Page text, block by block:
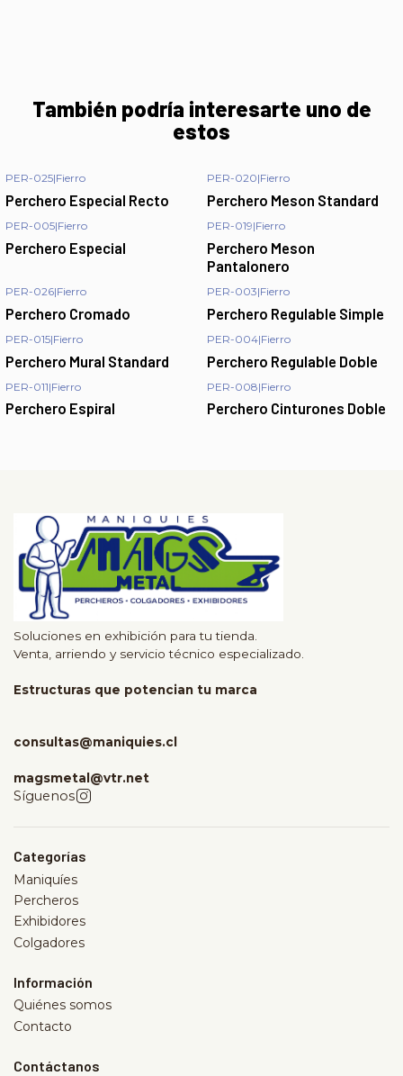
También podría interesarte uno de
estos
PER-025|Fierro
Perchero Especial Recto
PER-020|Fierro
Perchero Meson Standard
PER-005|Fierro
Perchero Especial
PER-019|Fierro
Perchero Meson
Pantalonero
PER-026|Fierro
Perchero Cromado
PER-003|Fierro
Perchero Regulable Simple
PER-015|Fierro
Perchero Mural Standard
PER-004|Fierro
Perchero Regulable Doble
PER-011|Fierro
Perchero Espiral
PER-008|Fierro
Perchero Cinturones Doble
Soluciones en exhibición para tu tienda.
Venta, arriendo y servicio técnico especializado.
Estructuras que potencian tu marca
consultas@maniquies.cl
magsmetal@vtr.net
Síguenos
Categorías
Maniquíes
Percheros
Exhibidores
Colgadores
Información
Quiénes somos
Contacto
Contáctanos